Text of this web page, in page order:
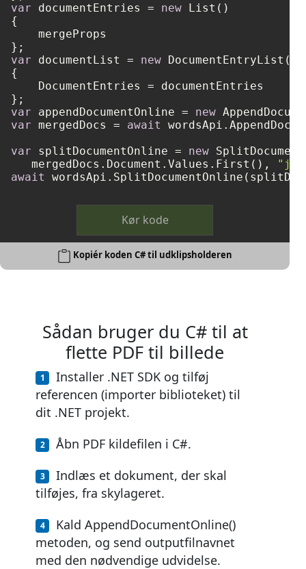
var documentEntries = new List()
{
    mergeProps
var documentList = new DocumentEntryList()
{
    DocumentEntries = documentEntries
var appendDocumentOnline = new
var mergedDocs = await
var splitDocumentOnline = new
   mergedDocs.Document.Values.First(),
await
Kør kode
Kopiér koden C# til udklipsholderen
Sådan bruger du C# til at
flette PDF til billede
Installer .NET SDK og tilføj
referencen (importer biblioteket) til
dit .NET projekt.
Åbn PDF kildefilen i C#.
Indlæs et dokument, der skal
tilføjes, fra skylageret.
Kald AppendDocumentOnline()
metoden, og send outputfilnavnet
med den nødvendige udvidelse.